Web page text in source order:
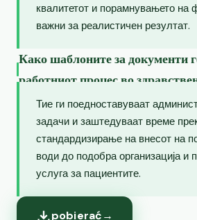
квалитетот и порамнувањето на
важни за реалистичен резултат.
Како шаблоните за документи
работниот процес во
Тие ги поедноставуваат
задачи и заштедуваат време
стандардизирање на внесот на
води до подобра организација и
услуга за пациентите.
pobierać→